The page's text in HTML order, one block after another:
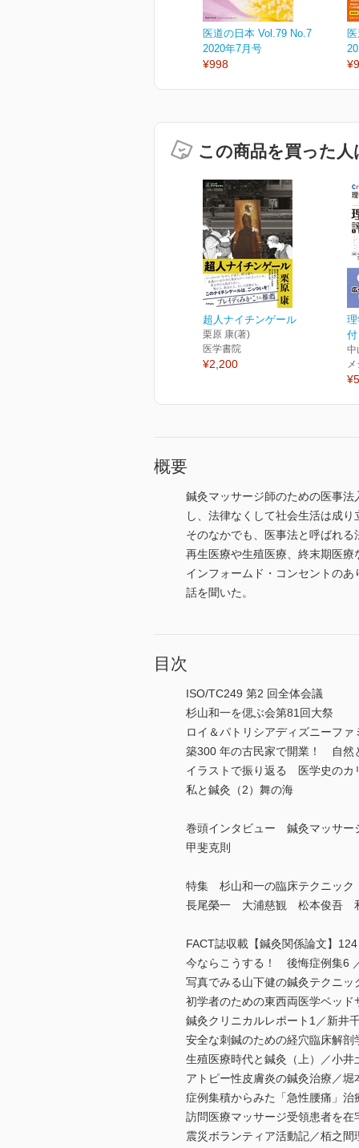
医道の日本 Vol.79 No.7
2020年7月号
¥998
この商品を買った
超人ナイチンゲール
栗原 康(著)
医学書院
¥2,200
中
概要
鍼灸マッサージ師のための医事
し、法律なくして社会生活は成り
そのなかでも、医事法と呼ばれ
再生医療や生殖医療、終末期医
インフォームド・コンセントの
話を聞いた。
目次
ISO/TC249 第2 回全体会議
杉山和一を偲ぶ会第81回大祭
ロイ＆パトリシアディズニーフ
築300 年の古民家で開業！ 自然
イラストで振り返る 医学史のカ
私と鍼灸（2）舞の海
巻頭インタビュー 鍼灸マッサー
甲斐克則
特集 杉山和一の臨床テクニック
長尾榮一 大浦慈観 松本俊吾
FACT誌収載【鍼灸関係論文】
今ならこうする！ 後悔症例集6
写真でみる山下健の鍼灸テクニッ
初学者のための東西両医学ベッ
鍼灸クリニカルレポート1／新井
安全な刺鍼のための経穴臨床解
生殖医療時代と鍼灸（上）／小井
アトピー性皮膚炎の鍼灸治療／堀
症例集積からみた「急性腰痛」
訪問医療マッサージ受領患者を
震災ボランティア活動記／栢之間